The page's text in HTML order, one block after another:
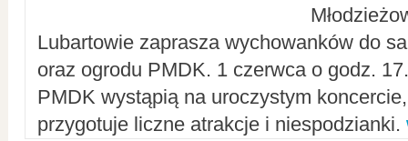
Lubartowie zaprasza wychowanków do
oraz ogrodu PMDK. 1 czerwca o godz.
PMDK wystąpią na uroczystym
przygotuje liczne atrakcje i niespodzianki.